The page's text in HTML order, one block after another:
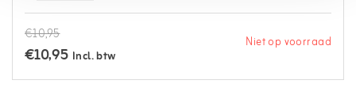
€10,95
€10,95 Incl. btw
Niet op voorraad